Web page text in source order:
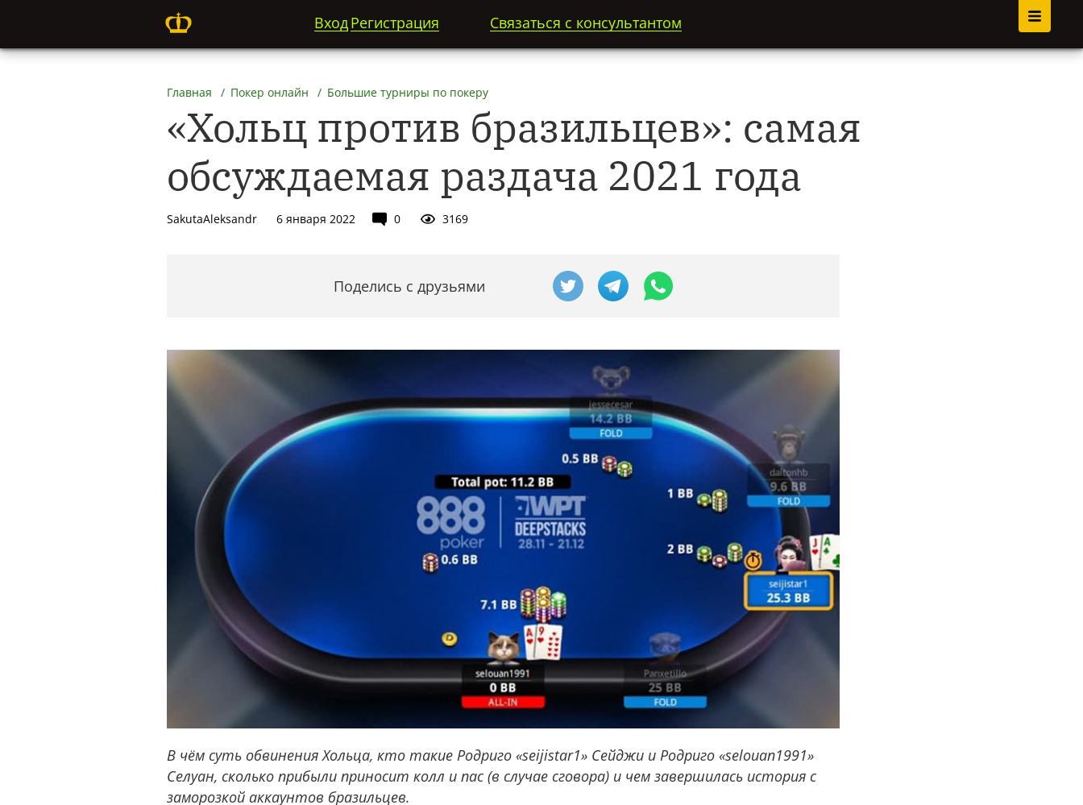
ВходРегистрация Связаться с консультантом
Главная Покер онлайн Большие турниры по покеру
«Хольц против бразильцев»: самая
обсуждаемая раздача 2021 года
SakutaAleksandr 6 января 2022 0 3169
Поделись с друзьями
В чём суть обвинения Хольца, кто такие Родриго «seijistar1» Сейджи и Родриго «selouan1991»
Селуан, сколько прибыли приносит колл и пас (в случае сговора) и чем завершилась история с
заморозкой аккаунтов бразильцев.